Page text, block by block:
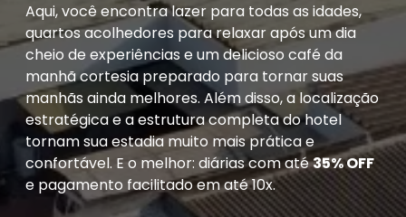
Aqui, você encontra lazer para todas as idades,
quartos acolhedores para relaxar após um dia
cheio de experiências e um delicioso café da
manhã cortesia preparado para tornar suas
manhãs ainda melhores. Além disso, a localização
estratégica e a estrutura completa do hotel
tornam sua estadia muito mais prática e
confortável. E o melhor: diárias com até35% OFF
e pagamento facilitado em até 10x.